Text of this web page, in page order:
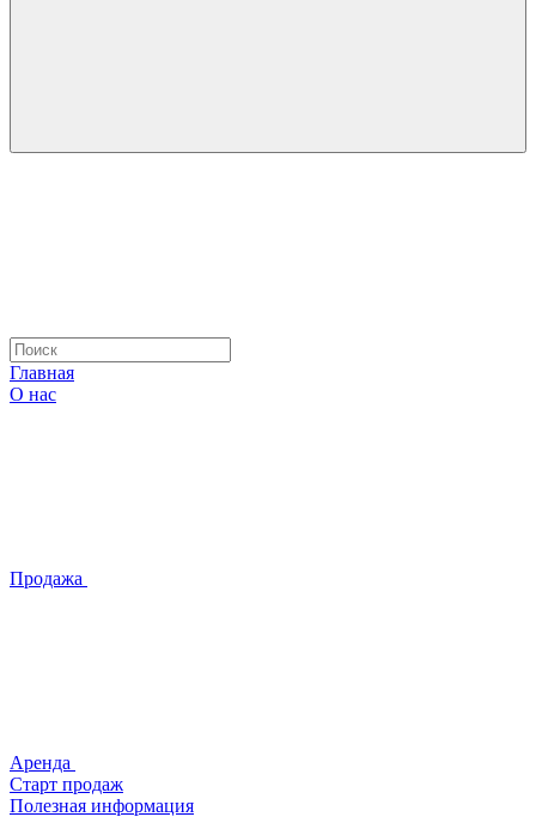
Главная
О нас
Продажа
Аренда
Старт продаж
Полезная информация